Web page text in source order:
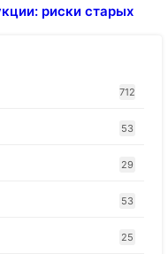
риски старых
712
53
29
53
25